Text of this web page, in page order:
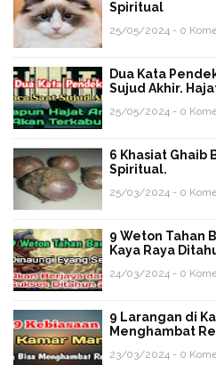
Spiritual
25/05/2024 - 0
Dua Kata
Sujud Akhir.
25/05/2024 - 0
6 Khasiat Ghaib
Spiritual.
25/03/2024 - 0
9 Weton Tahan
Kaya Raya
24/03/2024 - 0
9 Larangan di
Menghambat
23/03/2024 - 0